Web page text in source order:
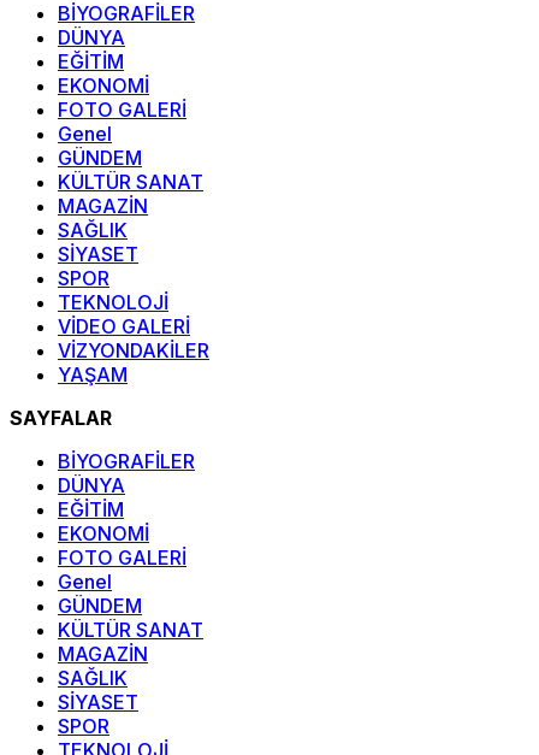
BİYOGRAFİLER
DÜNYA
EĞİTİM
EKONOMİ
FOTO GALERİ
Genel
GÜNDEM
KÜLTÜR SANAT
MAGAZİN
SAĞLIK
SİYASET
SPOR
TEKNOLOJİ
VİDEO GALERİ
VİZYONDAKİLER
YAŞAM
SAYFALAR
BİYOGRAFİLER
DÜNYA
EĞİTİM
EKONOMİ
FOTO GALERİ
Genel
GÜNDEM
KÜLTÜR SANAT
MAGAZİN
SAĞLIK
SİYASET
SPOR